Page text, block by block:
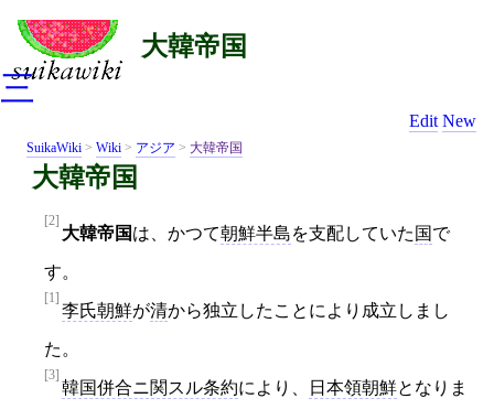
大韓帝国
Edit New
SuikaWiki > Wiki > アジア > 大韓帝国
大韓帝国
[2]
大韓帝国は、かつて朝鮮半島を支配していた 国で
す。
[1]
李氏朝鮮が清から独立したことにより成立しまし
た。
[3]
韓国併合ニ関スル条約により、 日本領朝鮮となりま
三